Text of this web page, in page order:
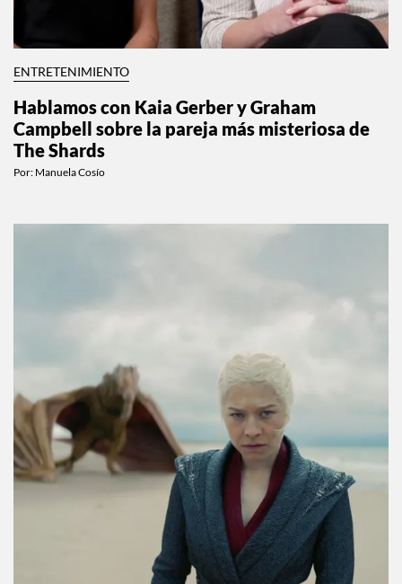
ENTRETENIMIENTO
Hablamos con Kaia Gerber y Graham
Campbell sobre la pareja más misteriosa de
The Shards
Por: Manuela Cosío